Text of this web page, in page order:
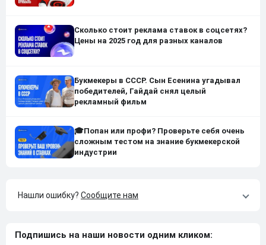
Сколько стоит реклама ставок в соцсетях?
Цены на 2025 год для разных каналов
Букмекеры в СССР. Сын Есенина угадывал
победителей, Гайдай снял целый
рекламный фильм
🎓Попан или профи? Проверьте себя очень
сложным тестом на знание букмекерской
индустрии
Нашли ошибку? Сообщите нам
Подпишись на наши новости одним кликом: